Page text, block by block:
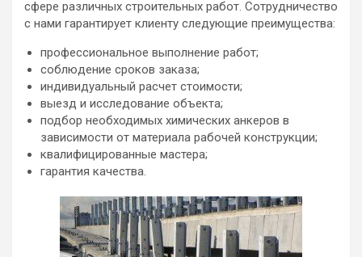
сфере различных строительных работ. Сотрудничество
с нами гарантирует клиенту следующие преимущества:
профессиональное выполнение работ;
соблюдение сроков заказа;
индивидуальный расчет стоимости;
выезд и исследование объекта;
подбор необходимых химических анкеров в
зависимости от материала рабочей конструкции;
квалифицированные мастера;
гарантия качества.